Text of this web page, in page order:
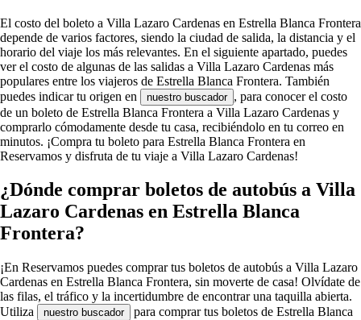
El costo del boleto a Villa Lazaro Cardenas en Estrella Blanca Frontera
depende de varios factores, siendo la ciudad de salida, la distancia y el
horario del viaje los más relevantes. En el siguiente apartado, puedes
ver el costo de algunas de las salidas a Villa Lazaro Cardenas más
populares entre los viajeros de Estrella Blanca Frontera. También
puedes indicar tu origen en
nuestro buscador , para conocer el costo
de un boleto de Estrella Blanca Frontera a Villa Lazaro Cardenas y
comprarlo cómodamente desde tu casa, recibiéndolo en tu correo en
minutos. ¡Compra tu boleto para Estrella Blanca Frontera en
Reservamos y disfruta de tu viaje a Villa Lazaro Cardenas!
¿Dónde comprar boletos de autobús a Villa
Lazaro Cardenas en Estrella Blanca
Frontera?
¡En Reservamos puedes comprar tus boletos de autobús a Villa Lazaro
Cardenas en Estrella Blanca Frontera, sin moverte de casa! Olvídate de
las filas, el tráfico y la incertidumbre de encontrar una taquilla abierta.
Utiliza
nuestro buscador
para comprar tus boletos de Estrella Blanca